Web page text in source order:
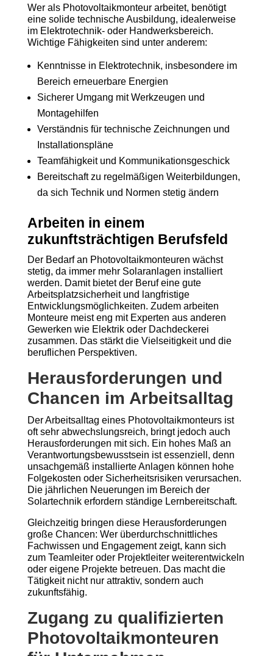
Wer als Photovoltaikmonteur arbeitet, benötigt
eine solide technische Ausbildung, idealerweise
im Elektrotechnik- oder Handwerksbereich.
Wichtige Fähigkeiten sind unter anderem:
Kenntnisse in Elektrotechnik, insbesondere im
Bereich erneuerbare Energien
Sicherer Umgang mit Werkzeugen und
Montagehilfen
Verständnis für technische Zeichnungen und
Installationspläne
Teamfähigkeit und Kommunikationsgeschick
Bereitschaft zu regelmäßigen Weiterbildungen,
da sich Technik und Normen stetig ändern
Arbeiten in einem
zukunftsträchtigen Berufsfeld
Der Bedarf an Photovoltaikmonteuren wächst
stetig, da immer mehr Solaranlagen installiert
werden. Damit bietet der Beruf eine gute
Arbeitsplatzsicherheit und langfristige
Entwicklungsmöglichkeiten. Zudem arbeiten
Monteure meist eng mit Experten aus anderen
Gewerken wie Elektrik oder Dachdeckerei
zusammen. Das stärkt die Vielseitigkeit und die
beruflichen Perspektiven.
Herausforderungen und
Chancen im Arbeitsalltag
Der Arbeitsalltag eines Photovoltaikmonteurs ist
oft sehr abwechslungsreich, bringt jedoch auch
Herausforderungen mit sich. Ein hohes Maß an
Verantwortungsbewusstsein ist essenziell, denn
unsachgemäß installierte Anlagen können hohe
Folgekosten oder Sicherheitsrisiken verursachen.
Die jährlichen Neuerungen im Bereich der
Solartechnik erfordern ständige Lernbereitschaft.
Gleichzeitig bringen diese Herausforderungen
große Chancen: Wer überdurchschnittliches
Fachwissen und Engagement zeigt, kann sich
zum Teamleiter oder Projektleiter weiterentwickeln
oder eigene Projekte betreuen. Das macht die
Tätigkeit nicht nur attraktiv, sondern auch
zukunftsfähig.
Zugang zu qualifizierten
Photovoltaikmonteuren